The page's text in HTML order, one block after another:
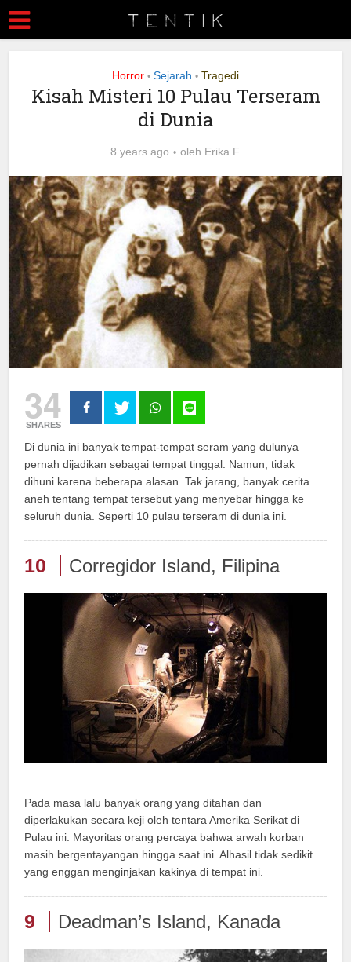
Horror • Sejarah • Tragedi
Kisah Misteri 10 Pulau Terseram
di Dunia
8 years ago oleh Erika F.
34
SHARES
Di dunia ini banyak tempat-tempat seram yang dulunya
pernah dijadikan sebagai tempat tinggal. Namun, tidak
dihuni karena beberapa alasan. Tak jarang, banyak cerita
aneh tentang tempat tersebut yang menyebar hingga ke
seluruh dunia. Seperti 10 pulau terseram di dunia ini.
10 Corregidor Island, Filipina
Pada masa lalu banyak orang yang ditahan dan
diperlakukan secara keji oleh tentara Amerika Serikat di
Pulau ini. Mayoritas orang percaya bahwa arwah korban
masih bergentayangan hingga saat ini. Alhasil tidak sedikit
yang enggan menginjakan kakinya di tempat ini.
9 Deadman’s Island, Kanada